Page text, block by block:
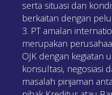
serta situasi dan
berkaitan dengan
PT amalan
merupakan
OJK dengan kegiatan
konsultasi, negosiasi
masalah pinjaman